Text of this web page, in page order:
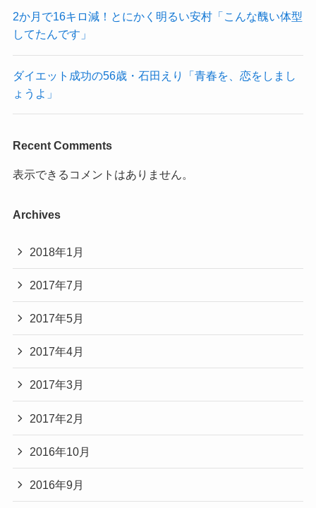
2か月で16キロ減！とにかく明るい安村「こんな醜い体型
してたんです」
ダイエット成功の56歳・石田えり「青春を、恋をしまし
ょうよ」
Recent Comments
表示できるコメントはありません。
Archives
2018年1月
2017年7月
2017年5月
2017年4月
2017年3月
2017年2月
2016年10月
2016年9月